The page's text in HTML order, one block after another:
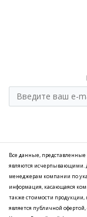
Все данные,
являются исчерпывающими.
менеджерам компании по
информация, касающаяся
также стоимости
является публичной